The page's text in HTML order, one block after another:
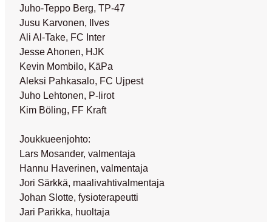
Juho-Teppo Berg, TP-47
Jusu Karvonen, Ilves
Ali Al-Take, FC Inter
Jesse Ahonen, HJK
Kevin Mombilo, KäPa
Aleksi Pahkasalo, FC Ujpest
Juho Lehtonen, P-Iirot
Kim Böling, FF Kraft
Joukkueenjohto:
Lars Mosander, valmentaja
Hannu Haverinen, valmentaja
Jori Särkkä, maalivahtivalmentaja
Johan Slotte, fysioterapeutti
Jari Parikka, huoltaja